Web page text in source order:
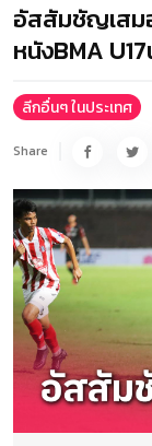
อัสสัมชัญเสม
หนังBMA
ลีกอื่นๆ ในประเทศ
Share